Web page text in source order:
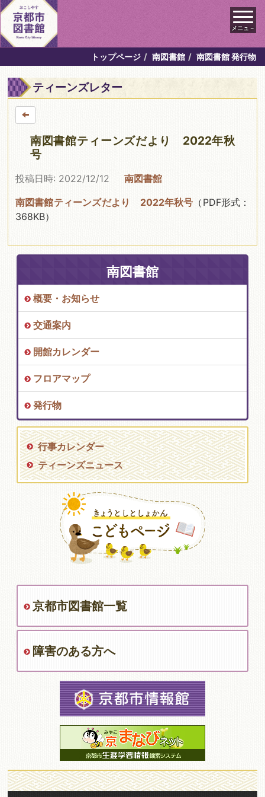
メニュ－
トップページ 南図書館 南図書館 発行物
ティーンズレター
南図書館ティーンズだより 2022年秋
号
投稿日時: 2022/12/12
南図書館
南図書館ティーンズだより 2022年秋号 （PDF形式：
368KB）
南図書館
概要・お知らせ
交通案内
開館カレンダー
フロアマップ
発行物
行事カレンダー
ティーンズニュース
京都市図書館一覧
障害のある方へ